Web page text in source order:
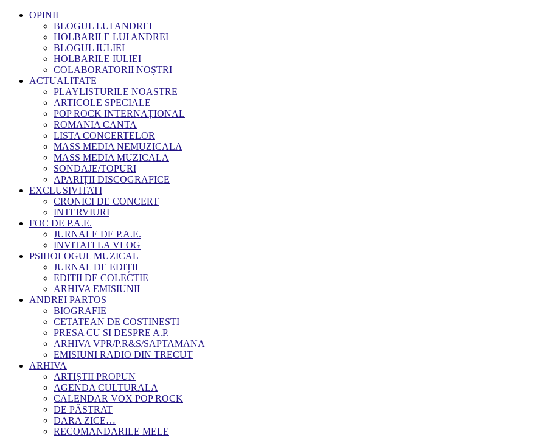
OPINII
BLOGUL LUI ANDREI
HOLBARILE LUI ANDREI
BLOGUL IULIEI
HOLBARILE IULIEI
COLABORATORII NOȘTRI
ACTUALITATE
PLAYLISTURILE NOASTRE
ARTICOLE SPECIALE
POP ROCK INTERNAȚIONAL
ROMANIA CANTA
LISTA CONCERTELOR
MASS MEDIA NEMUZICALA
MASS MEDIA MUZICALA
SONDAJE/TOPURI
APARIȚII DISCOGRAFICE
EXCLUSIVITATI
CRONICI DE CONCERT
INTERVIURI
FOC DE P.A.E.
JURNALE DE P.A.E.
INVITATI LA VLOG
PSIHOLOGUL MUZICAL
JURNAL DE EDIȚII
EDITII DE COLECTIE
ARHIVA EMISIUNII
ANDREI PARTOS
BIOGRAFIE
CETATEAN DE COSTINESTI
PRESA CU SI DESPRE A.P.
ARHIVA VPR/P.R&S/SAPTAMANA
EMISIUNI RADIO DIN TRECUT
ARHIVA
ARTIȘTII PROPUN
AGENDA CULTURALA
CALENDAR VOX POP ROCK
DE PĂSTRAT
DARA ZICE…
RECOMANDARILE MELE